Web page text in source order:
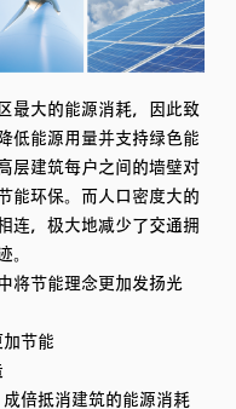
最大的能源消耗，因此致
低能源用量并支持绿色能
层建筑每户之间的墙壁对
能环保。而人口密度大的
连，极大地减少了交通拥
。
将节能理念更加发扬光
节能
倍抵消建筑的能源消耗